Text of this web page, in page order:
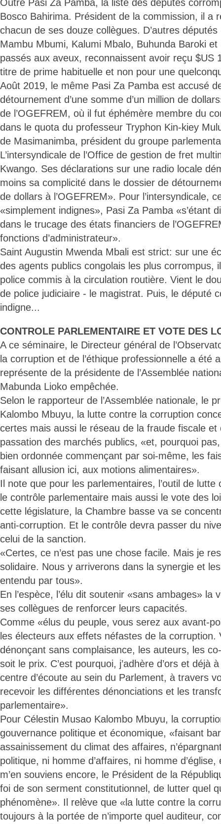
Outre Pasi Za Pamba, la liste des députés
Bosco Bahirima. Président de la commission, il a
chacun de ses douze collègues. D’autres
Mambu Mbumi, Kalumi Mbalo, Buhunda Baroki et
passés aux aveux, reconnaissent avoir reçu $US
titre de prime habituelle et non pour une
Août 2019, le même Pasi Za Pamba est accusé
détournement d’une somme d’un million de
de l’OGEFREM, où il fut éphémère membre du
dans le quota du professeur Tryphon Kin-kiey
de Masimanimba, président du groupe
L’intersyndicale de l’Office de gestion de fret
Kwango. Ses déclarations sur une radio locale
moins sa complicité dans le dossier de
de dollars à l’OGEFREM». Pour l’intersyndicale,
«simplement indignes», Pasi Za Pamba «s’étant
dans le trucage des états financiers de
fonctions d’administrateur».
Saint Augustin Mwenda Mbali est strict: sur une
des agents publics congolais les plus corrompus,
police commis à la circulation routière. Vient le
de police judiciaire - le magistrat. Puis, le député
indigne...
CONTROLE PARLEMENTAIRE ET VOTE DES
A ce séminaire, le Directeur général de
la corruption et de l’éthique professionnelle a été
représente de la présidente de l’Assemblée
Mabunda Lioko empêchée.
Selon le rapporteur de l’Assemblée nationale, le
Kalombo Mbuyu, la lutte contre la corruption
certes mais aussi le réseau de la fraude fiscale
passation des marchés publics, «et, pourquoi
bien ordonnée commençant par soi-même, les
faisant allusion ici, aux motions alimentaires».
Il note que pour les parlementaires, l’outil de
le contrôle parlementaire mais aussi le vote des
cette législature, la Chambre basse va se
anti-corruption. Et le contrôle devra passer du
celui de la sanction.
«Certes, ce n’est pas une chose facile. Mais je
solidaire. Nous y arriverons dans la synergie et
entendu par tous».
En l’espèce, l’élu dit soutenir «sans ambages» la
ses collègues de renforcer leurs capacités.
Comme «élus du peuple, vous serez aux avant-
les électeurs aux effets néfastes de la corruption.
dénonçant sans complaisance, les auteurs, les
soit le prix. C’est pourquoi, j’adhère d’ors et déjà à
centre d’écoute au sein du Parlement, à travers
recevoir les différentes dénonciations et les
parlementaire».
Pour Célestin Musao Kalombo Mbuyu, la
gouvernance politique et économique, «faisant
assainissement du climat des affaires,
politique, ni homme d’affaires, ni homme
m’en souviens encore, le Président de la
foi de son serment constitutionnel, de lutter quel
phénomène». Il relève que «la lutte contre la
toujours à la portée de n’importe quel auditeur,